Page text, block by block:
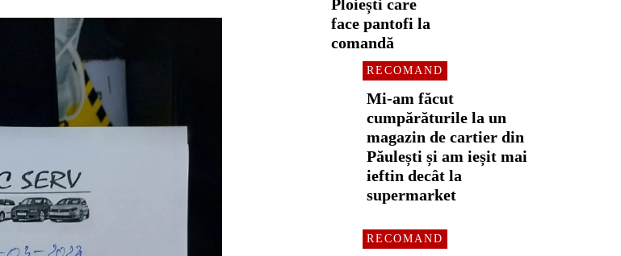
Ploiești care
face pantofi la
comandă
RECOMAND
Mi-am făcut
cumpărăturile la un
magazin de cartier din
Păulești și am ieșit mai
ieftin decât la
supermarket
RECOMAND